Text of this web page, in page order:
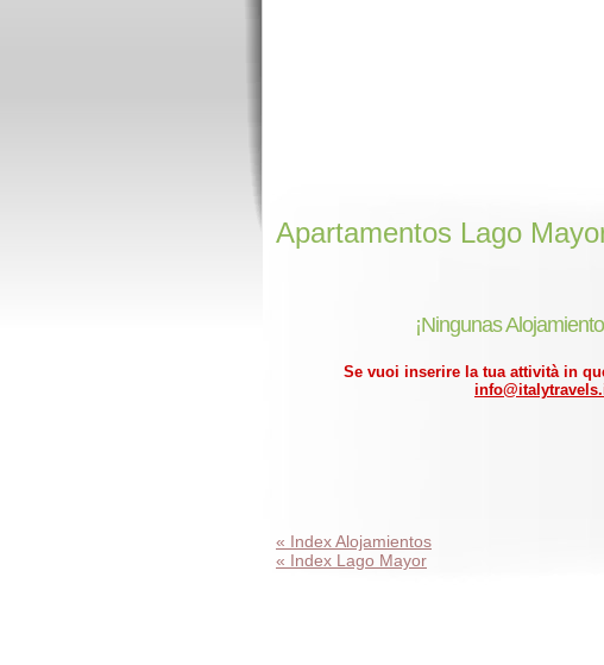
Apartamentos Lago
¡Ningunas
Se vuoi inserire la tua attività in
« Index Alojamientos
« Index Lago Mayor